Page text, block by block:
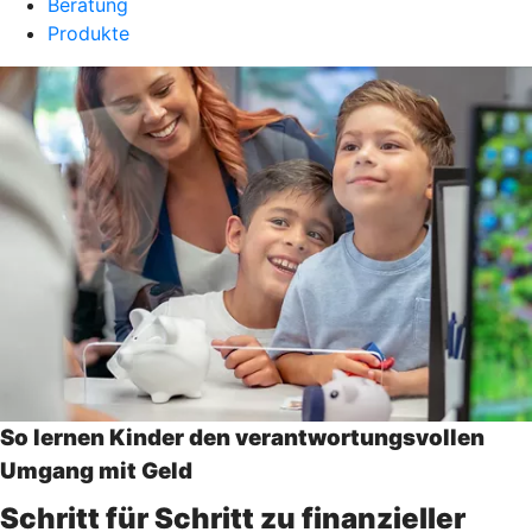
Beratung
Produkte
So lernen Kinder den verantwortungsvollen
Umgang mit Geld
Schritt für Schritt zu finanzieller